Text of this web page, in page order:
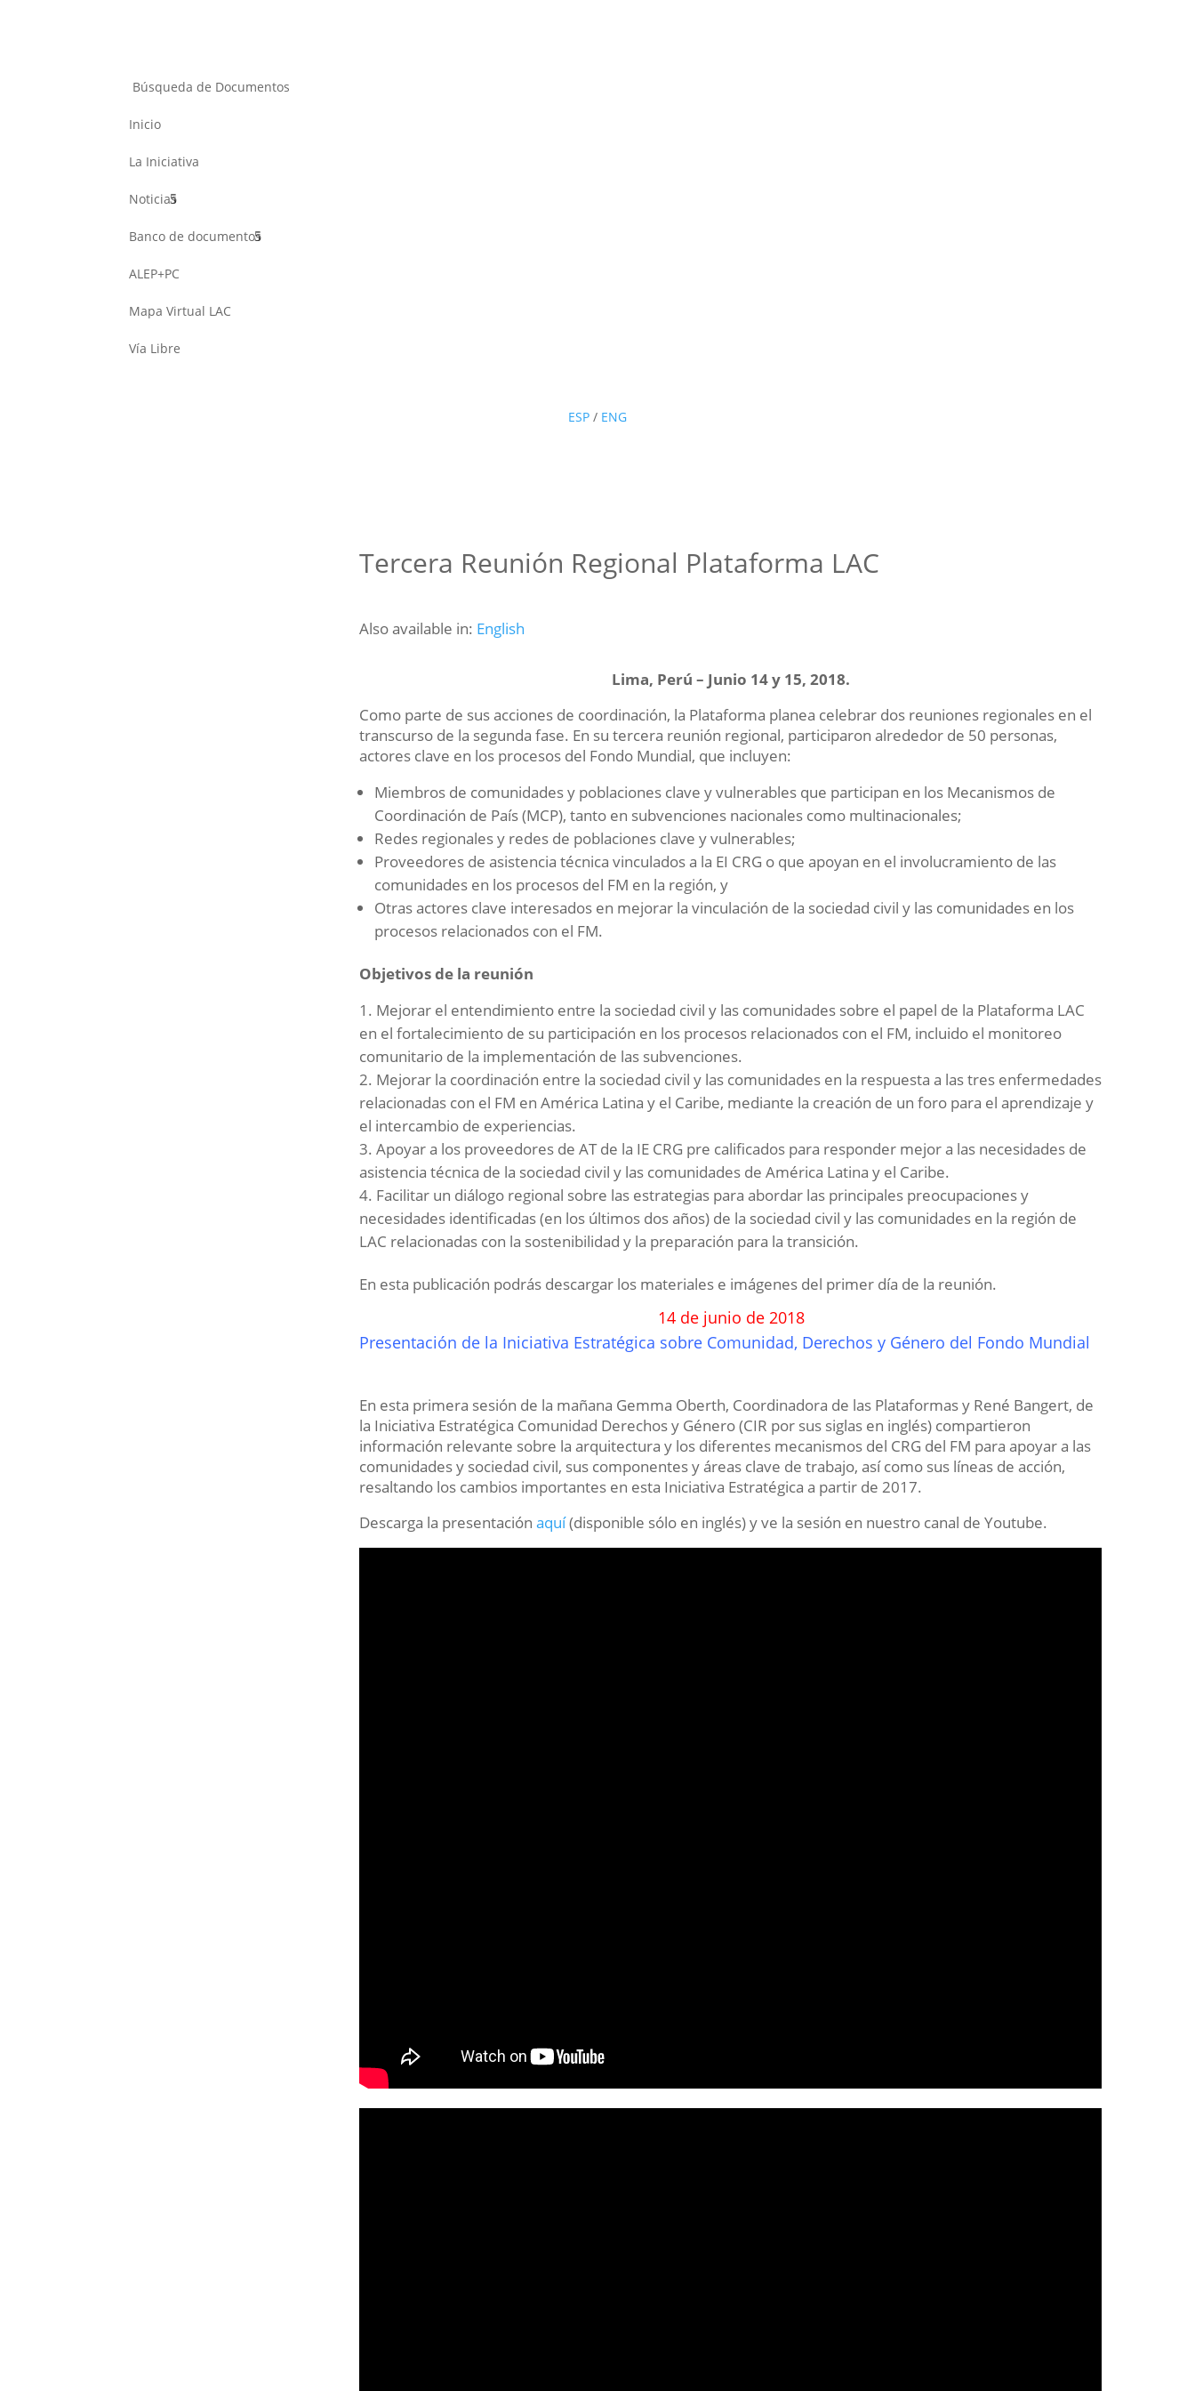
Búsqueda de Documentos
Inicio
La Iniciativa
Noticias
Banco de documentos
ALEP+PC
Mapa Virtual LAC
Vía Libre
ESP / ENG
Tercera Reunión Regional Plataforma LAC
Also available in: English
Lima, Perú – Junio 14 y 15, 2018.
Como parte de sus acciones de coordinación, la Plataforma planea celebrar dos reuniones regionales en el
transcurso de la segunda fase. En su tercera reunión regional, participaron alrededor de 50 personas,
actores clave en los procesos del Fondo Mundial, que incluyen:
Miembros de comunidades y poblaciones clave y vulnerables que participan en los Mecanismos de
Coordinación de País (MCP), tanto en subvenciones nacionales como multinacionales;
Redes regionales y redes de poblaciones clave y vulnerables;
Proveedores de asistencia técnica vinculados a la EI CRG o que apoyan en el involucramiento de las
comunidades en los procesos del FM en la región, y
Otras actores clave interesados en mejorar la vinculación de la sociedad civil y las comunidades en los
procesos relacionados con el FM.
Objetivos de la reunión
Mejorar el entendimiento entre la sociedad civil y las comunidades sobre el papel de la Plataforma LAC
en el fortalecimiento de su participación en los procesos relacionados con el FM, incluido el monitoreo
comunitario de la implementación de las subvenciones.
Mejorar la coordinación entre la sociedad civil y las comunidades en la respuesta a las tres enfermedades
relacionadas con el FM en América Latina y el Caribe, mediante la creación de un foro para el aprendizaje y
el intercambio de experiencias.
Apoyar a los proveedores de AT de la IE CRG pre calificados para responder mejor a las necesidades de
asistencia técnica de la sociedad civil y las comunidades de América Latina y el Caribe.
Facilitar un diálogo regional sobre las estrategias para abordar las principales preocupaciones y
necesidades identificadas (en los últimos dos años) de la sociedad civil y las comunidades en la región de
LAC relacionadas con la sostenibilidad y la preparación para la transición.
En esta publicación podrás descargar los materiales e imágenes del primer día de la reunión.
14 de junio de 2018
Presentación de la Iniciativa Estratégica sobre Comunidad, Derechos y Género del Fondo Mundial
En esta primera sesión de la mañana Gemma Oberth, Coordinadora de las Plataformas y René Bangert, de
la Iniciativa Estratégica Comunidad Derechos y Género (CIR por sus siglas en inglés) compartieron
información relevante sobre la arquitectura y los diferentes mecanismos del CRG del FM para apoyar a las
comunidades y sociedad civil, sus componentes y áreas clave de trabajo, así como sus líneas de acción,
resaltando los cambios importantes en esta Iniciativa Estratégica a partir de 2017.
Descarga la presentaciónaquí(disponible sólo en inglés) y ve la sesión en nuestro canal de Youtube.